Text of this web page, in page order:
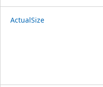
ActualSize